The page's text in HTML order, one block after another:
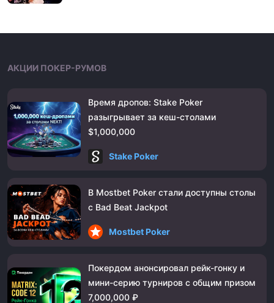
АКЦИИ ПОКЕР-РУМОВ
Время дропов: Stake Poker
разыгрывает за кеш-столами
$1,000,000
Stake Poker
В Mostbet Poker стали доступны столы
с Bad Beat Jackpot
Mostbet Poker
Покердом анонсировал рейк-гонку и
мини-серию турниров с общим призом
7,000,000 ₽